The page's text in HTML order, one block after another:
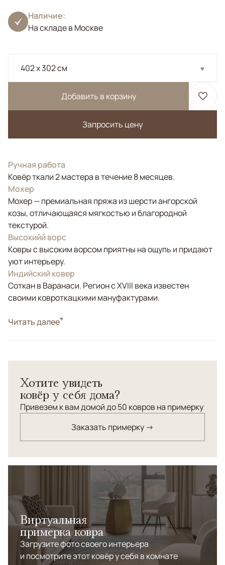
Наличие:
На складе в Москве
402 x 302 см
Добавить в корзину
Запросить цену
Ручная работа
Ковёр ткали 2 мастера в течение 8 месяцев.
Мохер
Мохер — премиальная пряжа из шерсти ангорской
козы, отличающаяся мягкостью и благородной
текстурой.
Высокийй ворс
Ковры с высоким ворсом приятны на ощупь и придают
уют интерьеру.
Индийский ковер
Соткан в Варанаси. Регион с XVIII века известен
своими ковроткацкими мануфактурами.
СтильСовременные
из премиальной шерсти ангорской козы. Без
вычурности и пафоса, привнесёт уюта, изысканности и
статуса интерьеру вашей спальни.
Читать далее
Хотите увидеть
ковёр у себя дома?
Привезем к вам домой до 50 ковров на примерку
Заказать примерку →
Виртуальная
примерка ковра
Загрузите фото своего интерьера
и посмотрите этот ковёр у себя в комнате